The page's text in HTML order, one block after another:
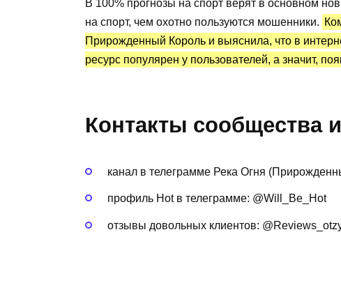
Преимущества и недостатки
В 100% прогнозы на спорт верят в основном
на спорт, чем охотно пользуются мошенники.
Прирожденный Король и выяснила, что в
ресурс популярен у пользователей, а значит,
Контакты сообщества
канал в телеграмме Река Огня
профиль Hot в телеграмме: @Will_Be_Hot
отзывы довольных клиентов: